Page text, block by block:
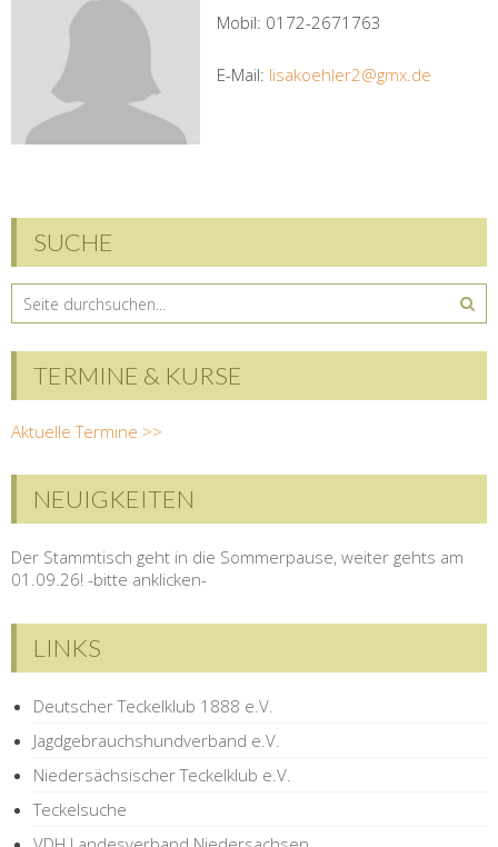
Mobil: 0172-2671763
E-Mail: lisakoehler2@gmx.de
SUCHE
TERMINE & KURSE
Aktuelle Termine >>
NEUIGKEITEN
Der Stammtisch geht in die Sommerpause, weiter gehts am
01.09.26! -bitte anklicken-
LINKS
Deutscher Teckelklub 1888 e.V.
Jagdgebrauchshundverband e.V.
Niedersächsischer Teckelklub e.V.
Teckelsuche